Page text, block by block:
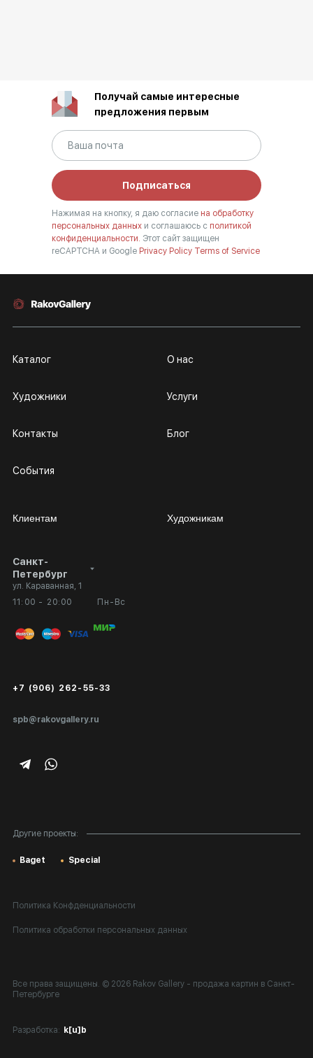
Получай самые интересные
предложения первым
Подписаться
Нажимая на кнопку, я даю согласие на обработку
персональных данных и соглашаюсь с политикой
конфиденциальности. Этот сайт защищен
reCAPTCHA и Google Privacy Policy Terms of Service
Санкт-
Петербург
ул. Караванная, 1
11:00 - 20:00
Пн-Вс
spb@rakovgallery.ru
+7 (906) 262-55-33
Каталог
Художники
Контакты
События
О нас
Услуги
Блог
Другие проекты:
Baget Special
Клиентам
Личный кабинет
Вопросы и ответы
Публичная оферта
Экспертиза/Вывоз за границу
Подарочные сертификаты
Художникам
Сотрудничество
Выставка в галерее
Политика Конфденциальности
Политика обработки персональных данных
Все права защищены. © 2026 Rakov Gallery - продажа картин в Санкт-
Петербурге
Разработка: k[u]b